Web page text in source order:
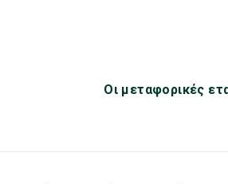
Οι μεταφορικές